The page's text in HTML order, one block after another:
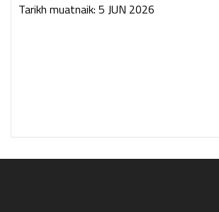
Tarikh muatnaik: 5 JUN 2026